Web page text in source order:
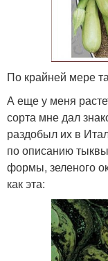
По крайней мере
А еще у меня
сорта мне дал
раздобыл их в
по описанию
формы, зеленого
как эта: